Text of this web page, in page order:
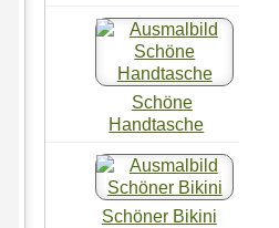
Schöne
Handtasche
Schöner Bikini